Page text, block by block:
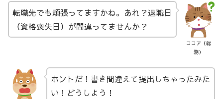
ココア（総
務）
転職先でも頑張ってますかね。あれ？退職日
（資格喪失日）が間違ってませんか？
ホントだ！書き間違えて提出しちゃったみた
い！どうしよう！